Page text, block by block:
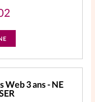
3 ans - NE